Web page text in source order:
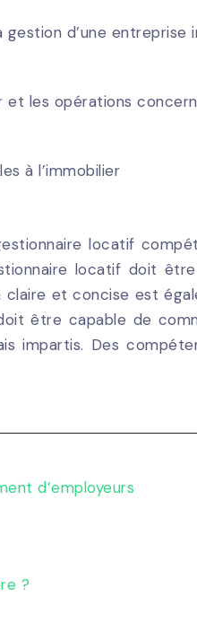
d’une entreprise
les opérations
à l’immobilier
locatif
locatif doit
et concise est
être capable de
impartis. Des
d’employeurs
?